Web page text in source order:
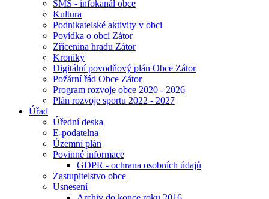
SMS - infokanál obce
Kultura
Podnikatelské aktivity v obci
Povídka o obci Zátor
Zřícenina hradu Zátor
Kroniky
Digitální povodňový plán Obce Zátor
Požární řád Obce Zátor
Program rozvoje obce 2020 - 2026
Plán rozvoje sportu 2022 - 2027
Úřad
Úřední deska
E-podatelna
Územní plán
Povinné informace
GDPR - ochrana osobních údajů
Zastupitelstvo obce
Usnesení